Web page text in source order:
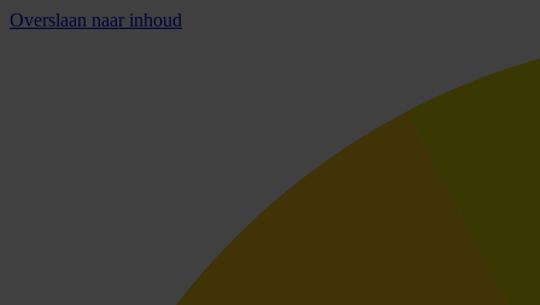
Overslaan naar inhoud